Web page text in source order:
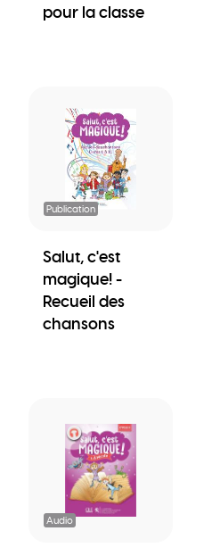
pour la classe
Publication
Salut, c'est
magique! -
Recueil des
chansons
Audio